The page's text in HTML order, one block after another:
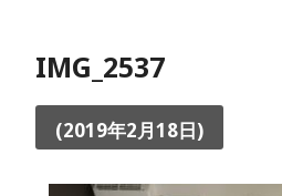
IMG_2537
(2019年2月18日)